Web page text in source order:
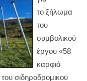
το ξήλωμα
του
συμβολικού
έργου «58
καρφιά
σιδηροδρομικού